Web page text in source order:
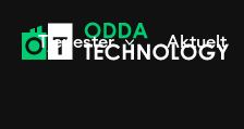
Tjenester Aktuelt